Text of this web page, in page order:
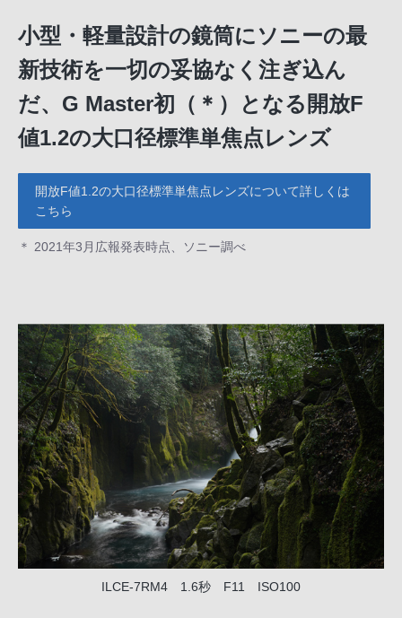
小型・軽量設計の鏡筒にソニーの最
新技術を一切の妥協なく注ぎ込ん
だ、G Master初（＊）となる開放F
値1.2の大口径標準単焦点レンズ
開放F値1.2の大口径標準単焦点レンズについて詳しくは
こちら
＊ 2021年3月広報発表時点、ソニー調べ
ILCE-7RM4 1.6秒 F11 ISO100